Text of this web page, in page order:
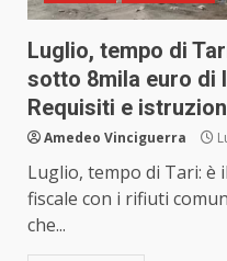
Luglio, tempo di
sotto 8mila euro di
Requisiti e
Amedeo Vinciguerra
Luglio, tempo di Tari: è
fiscale con i rifiuti
che...